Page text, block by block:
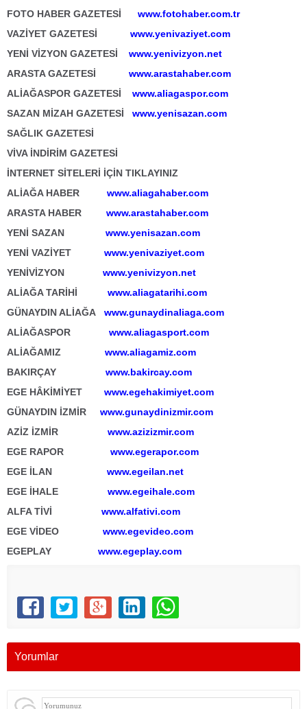
FOTO HABER GAZETESİ
www.fotohaber.com.tr
VAZİYET GAZETESİ www.yenivaziyet.com
YENİ VİZYON GAZETESİ
www.yenivizyon.net
ARASTA GAZETESİ www.arastahaber.com
ALİAĞASPOR GAZETESİ
www.aliagaspor.com
SAZAN MİZAH GAZETESİ
www.yenisazan.com
SAĞLIK GAZETESİ
VİVA İNDİRİM GAZETESİ
İNTERNET SİTELERİ İÇİN TIKLAYINIZ
ALİAĞA HABER www.aliagahaber.com
ARASTA HABER www.arastahaber.com
YENİ SAZAN www.yenisazan.com
YENİ VAZİYET www.yenivaziyet.com
YENİVİZYON www.yenivizyon.net
ALİAĞA TARİHİ www.aliagatarihi.com
GÜNAYDIN ALİAĞA
www.gunaydinaliaga.com
ALİAĞASPOR www.aliagasport.com
ALİAĞAMIZ www.aliagamiz.com
BAKIRÇAY www.bakircay.com
EGE HÂKİMİYET www.egehakimiyet.com
GÜNAYDIN İZMİR www.gunaydinizmir.com
AZİZ İZMİR www.azizizmir.com
EGE RAPOR www.egerapor.com
EGE İLAN www.egeilan.net
EGE İHALE www.egeihale.com
ALFA TİVİ www.alfativi.com
EGE VİDEO www.egevideo.com
EGEPLAY www.egeplay.com
Yorumlar